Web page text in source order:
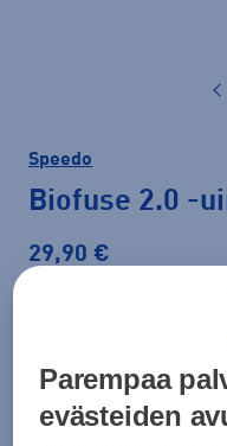
Speedo
Biofuse 2.0 -
29,90 €
Parempaa
evästeiden